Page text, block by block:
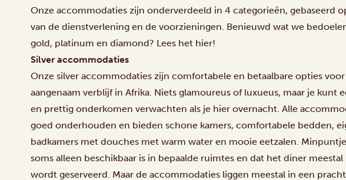
Onze accommodaties zijn onderverdeeld in 4 categorieën, gebaseerd
van de dienstverlening en de voorzieningen. Benieuwd wat we
gold, platinum en diamond? Lees het hier!
Silver accommodaties
Onze silver accommodaties zijn comfortabele en betaalbare opties voor
aangenaam verblijf in Afrika. Niets glamoureus of luxueus, maar je kunt
en prettig onderkomen verwachten als je hier overnacht. Alle
goed onderhouden en bieden schone kamers, comfortabele bedden,
badkamers met douches met warm water en mooie eetzalen.
soms alleen beschikbaar is in bepaalde ruimtes en dat het diner
wordt geserveerd. Maar de accommodaties liggen meestal in een